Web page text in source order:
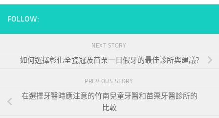
FOLLOW:
NEXT STORY
如何選擇彰化全瓷冠及苗栗一日假牙的最佳診所與建議?
PREVIOUS STORY
在選擇牙醫時應注意的竹南兒童牙醫和苗栗牙醫診所的
比較